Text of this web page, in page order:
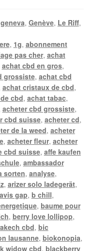
geneva, Genève, Le Riff,
, 1g, abonnement
pas cher, achat
achat cbd en gros,
grossiste, achat cbd
achat cristaux de cbd,
cbd, achat tabac,
acheter cbd grossiste,
cbd suisse, acheter cd,
de la weed, acheter
, acheter fleur, acheter
cbd suisse, affe kaufen
, ambassador
sorten, analyse,
, arizer solo ladegerät,
avis gap, b chill,
, baume pour
, berry love lollipop,
cbd, bic
lausanne, biokonopia,
widow cbd, blackberry